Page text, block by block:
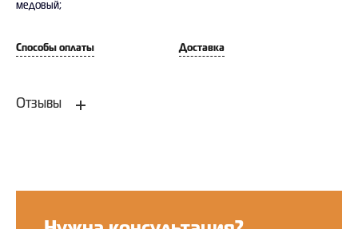
медовый;
Способы оплаты Доставка
Отзывы